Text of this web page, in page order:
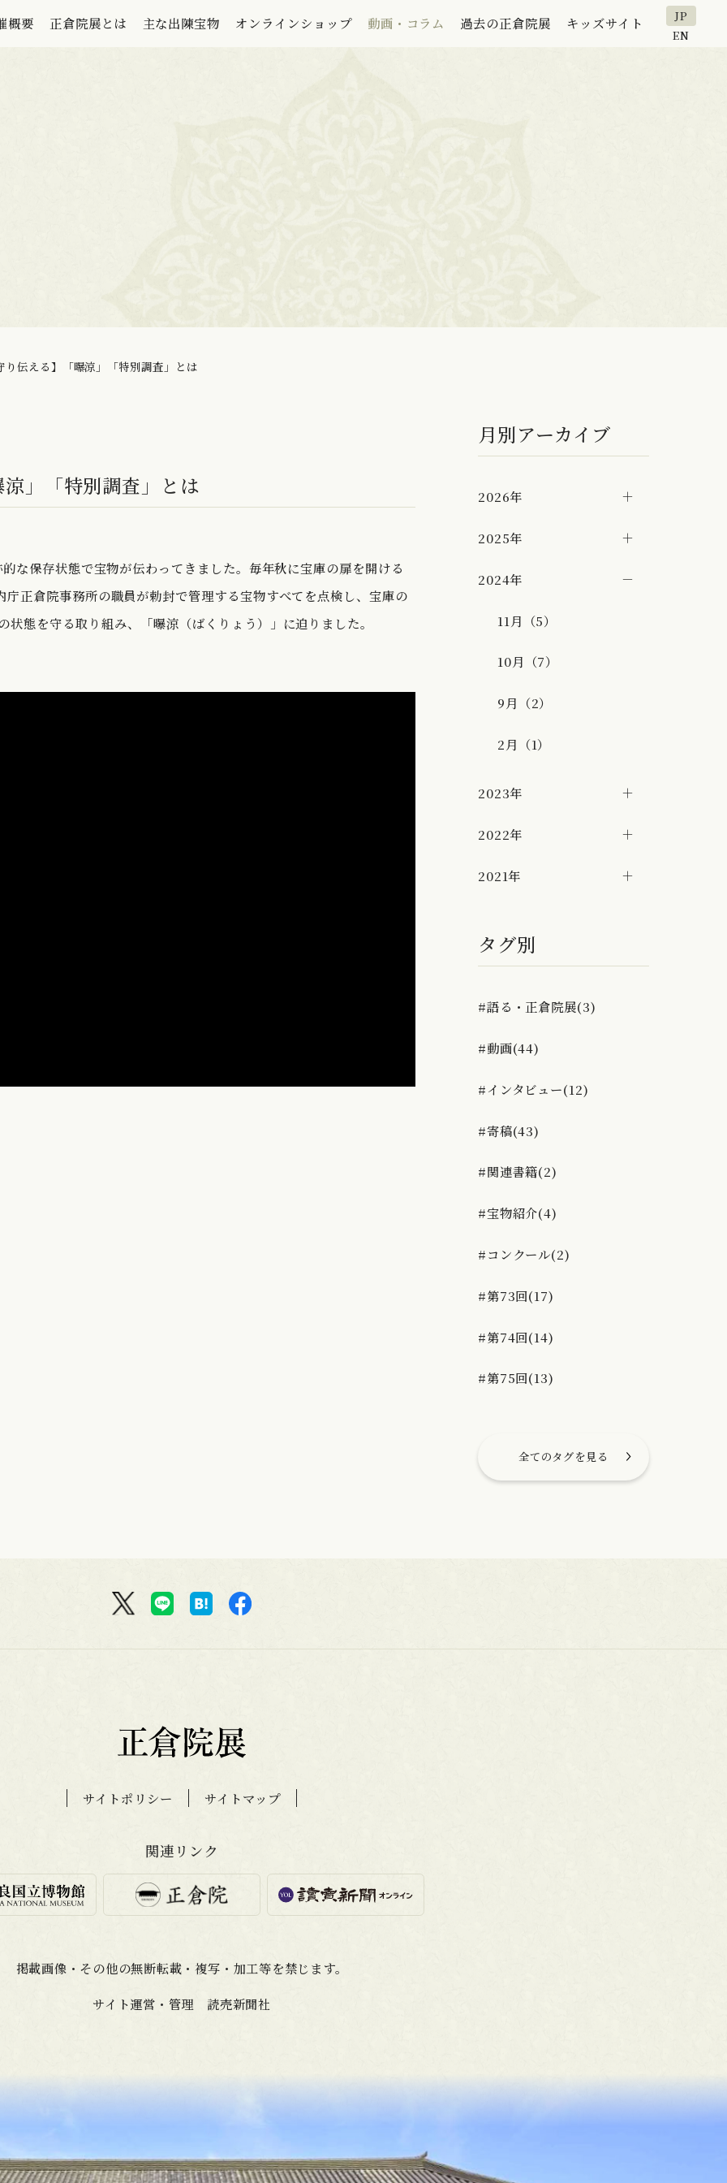
概要 正倉院展とは 主な出陳宝物 オンラインショップ 動画・コラム 過去の正倉院展 キッズサイト
JP
EN
り伝える】「曝涼」「特別調査」とは
」「特別調査」とは
な保存状態で宝物が伝わってきました。毎年秋に宝庫の扉を開ける
正倉院事務所の職員が勅封で管理する宝物すべてを点検し、宝庫の
態を守る取り組み、「曝涼（ばくりょう）」に迫りました。
月別アーカイブ
2026年
2025年
2024年
11月（5）
10月（7）
9月（2）
2月（1）
2023年
2022年
2021年
タグ別
#語る・正倉院展(3)
#動画(44)
#インタビュー(12)
#寄稿(43)
#関連書籍(2)
#宝物紹介(4)
#コンクール(2)
#第73回(17)
#第74回(14)
#第75回(13)
全てのタグを見る
サイトポリシー サイトマップ
関連リンク
掲載画像・その他の無断転載・複写・加工等を禁じます。
サイト運営・管理 読売新聞社